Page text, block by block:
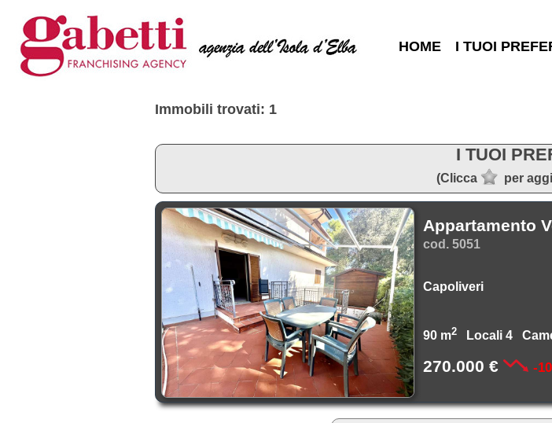
HOME I TUOI
Immobili trovati: 1
I TUOI
(Clicca per
Appartamento
cod. 5051
Capoliveri
90 m2 Locali 4
270.000 € -